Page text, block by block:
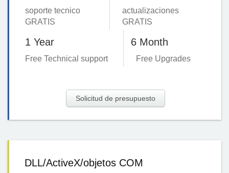
soporte tecnico
GRATIS
actualizaciones
GRATIS
1 Year 6 Month
Free Technical support Free Upgrades
Solicitud de presupuesto
DLL/ActiveX/objetos COM